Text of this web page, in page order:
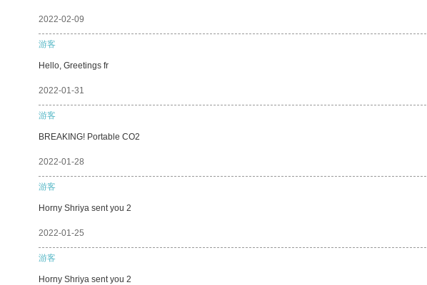
2022-02-09
游客
Hello, Greetings fr
2022-01-31
游客
BREAKING! Portable CO2
2022-01-28
游客
Horny Shriya sent you 2
2022-01-25
游客
Horny Shriya sent you 2